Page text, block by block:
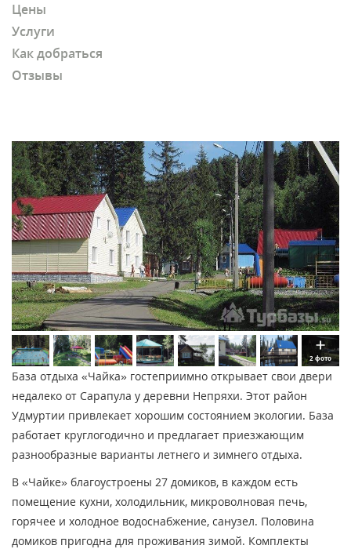
Цены
Услуги
Как добраться
Отзывы
2 фото
База отдыха «Чайка» гостеприимно открывает свои двери
недалеко от Сарапула у деревни Непряхи. Этот район
Удмуртии привлекает хорошим состоянием экологии. База
работает круглогодично и предлагает приезжающим
разнообразные варианты летнего и зимнего отдыха.
В «Чайке» благоустроены 27 домиков, в каждом есть
помещение кухни, холодильник, микроволновая печь,
горячее и холодное водоснабжение, санузел. Половина
домиков пригодна для проживания зимой. Комплекты